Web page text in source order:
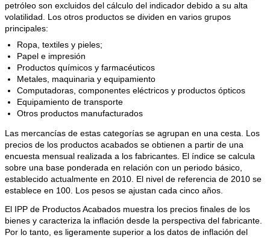
petróleo son excluidos del cálculo del indicador debido a su alta
volatilidad. Los otros productos se dividen en varios grupos
principales:
Ropa, textiles y pieles;
Papel e impresión
Productos químicos y farmacéuticos
Metales, maquinaria y equipamiento
Computadoras, componentes eléctricos y productos ópticos
Equipamiento de transporte
Otros productos manufacturados
Las mercancías de estas categorías se agrupan en una cesta. Los
precios de los productos acabados se obtienen a partir de una
encuesta mensual realizada a los fabricantes. El índice se calcula
sobre una base ponderada en relación con un periodo básico,
establecido actualmente en 2010. El nivel de referencia de 2010 se
establece en 100. Los pesos se ajustan cada cinco años.
El IPP de Productos Acabados muestra los precios finales de los
bienes y caracteriza la inflación desde la perspectiva del fabricante.
Por lo tanto, es ligeramente superior a los datos de inflación del